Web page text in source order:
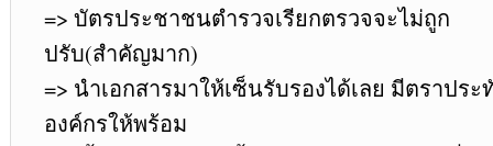
=> บัตรประชาชนตำรวจเรียกตรวจจะไม่ถูก
ปรับ(สำคัญมาก)
=> นำเอกสารมาให้เซ็นรับรองได้เลย มีตราประ
องค์กรให้พร้อม